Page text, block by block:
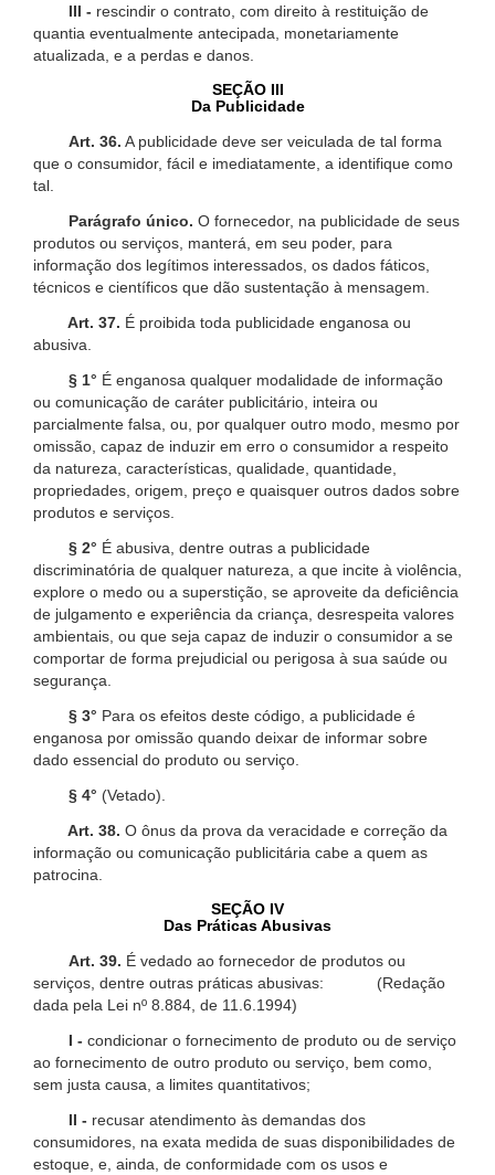
III - rescindir o contrato, com direito à restituição de
quantia eventualmente antecipada, monetariamente
atualizada, e a perdas e danos.
SEÇÃO III
Da Publicidade
Art. 36. A publicidade deve ser veiculada de tal forma
que o consumidor, fácil e imediatamente, a identifique como
tal.
Parágrafo único. O fornecedor, na publicidade de seus
produtos ou serviços, manterá, em seu poder, para
informação dos legítimos interessados, os dados fáticos,
técnicos e científicos que dão sustentação à mensagem.
Art. 37. É proibida toda publicidade enganosa ou
abusiva.
§ 1° É enganosa qualquer modalidade de informação
ou comunicação de caráter publicitário, inteira ou
parcialmente falsa, ou, por qualquer outro modo, mesmo por
omissão, capaz de induzir em erro o consumidor a respeito
da natureza, características, qualidade, quantidade,
propriedades, origem, preço e quaisquer outros dados sobre
produtos e serviços.
§ 2° É abusiva, dentre outras a publicidade
discriminatória de qualquer natureza, a que incite à violência,
explore o medo ou a superstição, se aproveite da deficiência
de julgamento e experiência da criança, desrespeita valores
ambientais, ou que seja capaz de induzir o consumidor a se
comportar de forma prejudicial ou perigosa à sua saúde ou
segurança.
§ 3° Para os efeitos deste código, a publicidade é
enganosa por omissão quando deixar de informar sobre
dado essencial do produto ou serviço.
§ 4° (Vetado).
Art. 38. O ônus da prova da veracidade e correção da
informação ou comunicação publicitária cabe a quem as
patrocina.
SEÇÃO IV
Das Práticas Abusivas
Art. 39. É vedado ao fornecedor de produtos ou
serviços, dentre outras práticas abusivas: (Redação
dada pela Lei nº 8.884, de 11.6.1994)
I - condicionar o fornecimento de produto ou de serviço
ao fornecimento de outro produto ou serviço, bem como,
sem justa causa, a limites quantitativos;
II - recusar atendimento às demandas dos
consumidores, na exata medida de suas disponibilidades de
estoque, e, ainda, de conformidade com os usos e